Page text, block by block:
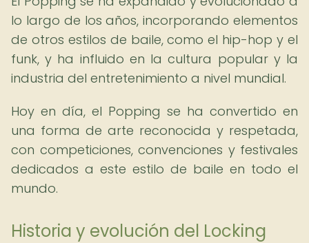
lo largo de los años, incorporando elementos
de otros estilos de baile, como el hip-hop y el
funk, y ha influido en la cultura popular y la
industria del entretenimiento a nivel mundial.
Hoy en día, el Popping se ha convertido en
una forma de arte reconocida y respetada,
con competiciones, convenciones y festivales
dedicados a este estilo de baile en todo el
mundo.
Historia y evolución del Locking